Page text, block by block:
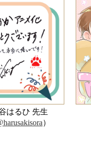
はるひ 先生
）